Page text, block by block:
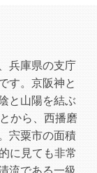
兵庫県の支庁
す。京阪神と
と山陽を結ぶ
から、西播磨
宍粟市の面積
に見ても非常